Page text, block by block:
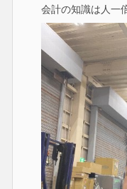
会計の知識は人一